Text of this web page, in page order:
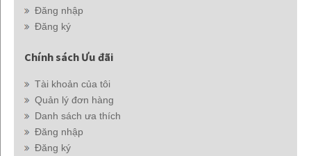
Đăng nhập
Đăng ký
Chính sách Ưu đãi
Tài khoản của tôi
Quản lý đơn hàng
Danh sách ưa thích
Đăng nhập
Đăng ký